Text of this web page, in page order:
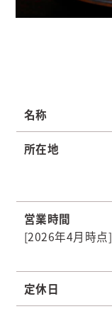
名称
所在地
営業時間
[2026年4月時点]
定休日